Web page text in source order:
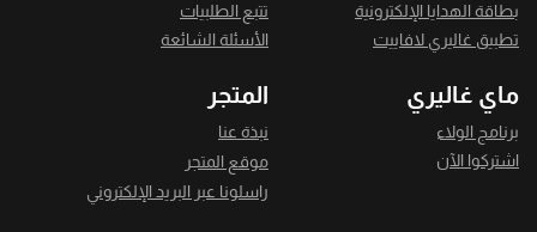
بطاقة الهدايا الإلكترونية
تطبيق غاليري لافاييت
تتبع الطلبيات
الأسئلة الشائعة
ماي غاليري
برنامج الولاء
اشتركوا الآن
المتجر
نبذة عنا
موقع المتجر
راسلونا عبر البريد الإلكتروني